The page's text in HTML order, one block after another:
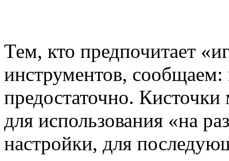
Тем, кто предпочитает
инструментов,
предостаточно. Кисточки
для использования «на
настройки, для